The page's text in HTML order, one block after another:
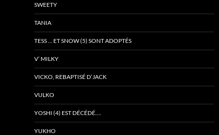
SWEETY
TANIA
TESS … ET SNOW (5) SONT ADOPTÉS
V’ MILKY
VICKO, REBAPTISÉ D’JACK
VULKO
YOSHI (4) EST DÉCÉDÉ….
YUKHO